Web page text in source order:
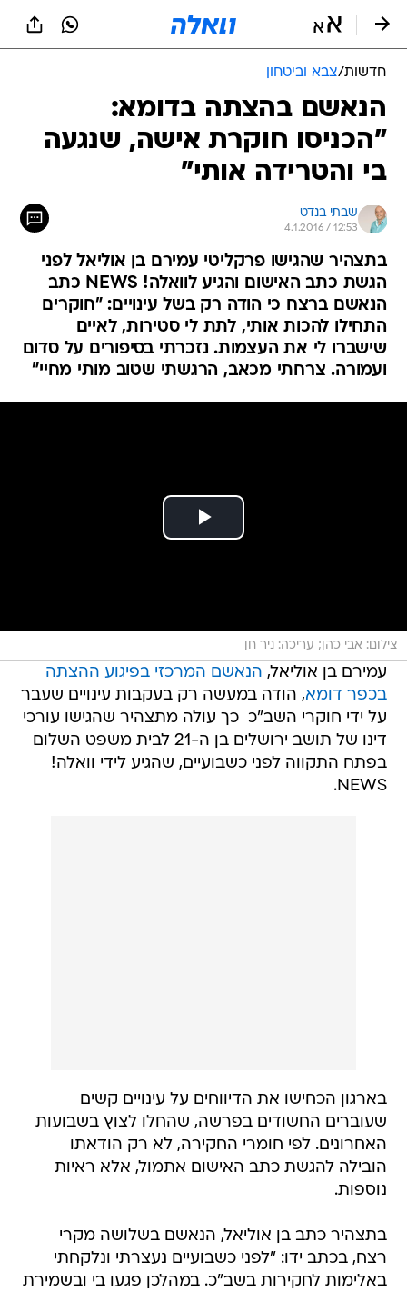
חדשות/צבא וביטחון
הנאשם בהצתה בדומא:
"הכניסו חוקרת אישה, שנגעה
בי והטרידה אותי"
שבתי בנדט
4.1.2016 / 12:53
בתצהיר שהגישו פרקליטי עמירם בן אוליאל לפני
הגשת כתב האישום והגיע לוואלה! NEWS כתב
הנאשם ברצח כי הודה רק בשל עינויים: "חוקרים
התחילו להכות אותי, לתת לי סטירות, לאיים
שישברו לי את העצמות. נזכרתי בסיפורים על סדום
ועמורה. צרחתי מכאב, הרגשתי שטוב מותי מחיי"
צילום: אבי כהן; עריכה: ניר חן
עמירם בן אוליאל, הנאשם המרכזי בפיגוע ההצתה
בכפר דומא, הודה במעשה רק בעקבות עינויים שעבר
על ידי חוקרי השב"כ  כך עולה מתצהיר שהגישו עורכי
דינו של תושב ירושלים בן ה-21 לבית משפט השלום
בפתח התקווה לפני כשבועיים, שהגיע לידי וואלה!
NEWS.
בארגון הכחישו את הדיווחים על עינויים קשים
שעוברים החשודים בפרשה, שהחלו לצוץ בשבועות
האחרונים. לפי חומרי החקירה, לא רק הודאתו
הובילה להגשת כתב האישום אתמול, אלא ראיות
נוספות.
בתצהיר כתב בן אוליאל, הנאשם בשלושה מקרי
רצח, בכתב ידו: "לפני כשבועיים נעצרתי ונלקחתי
באלימות לחקירות בשב"כ. במהלכן פגעו בי ובשמירת